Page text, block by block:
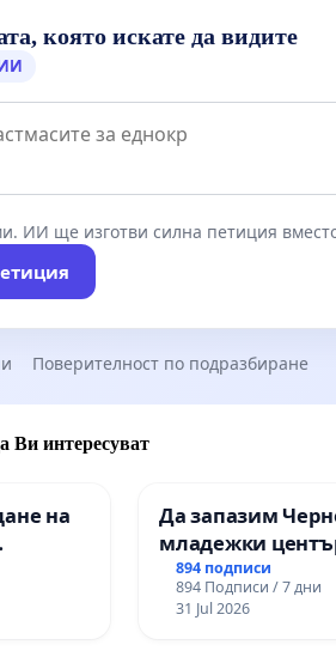
която искате да видите
ИИ ще изготви силна петиция
Поверителност по подразбиране
Ви интересуват
на
по
в
Да запазим
младежки
пространство за
Варна
894 подписи
894 Подписи / 7 дни
31 Jul 2026